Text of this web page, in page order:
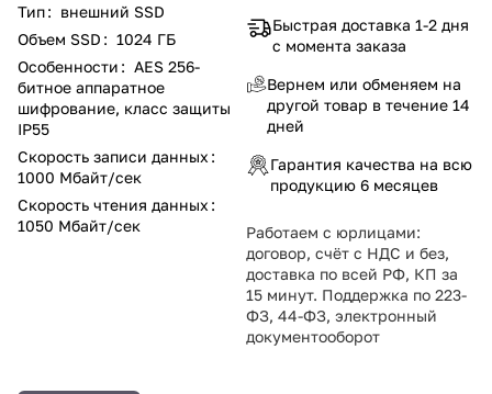
Тип: внешний SSD
Объем SSD : 1024 ГБ
Особенности : AES 256-
битное аппаратное
шифрование, класс защиты
IP55
Скорость записи данных :
1000 Мбайт/сек
Скорость чтения данных :
1050 Мбайт/сек
Быстрая доставка 1-2 дня
с момента заказа
Вернем или обменяем на
другой товар в течение 14
дней
Гарантия качества на всю
продукцию 6 месяцев
Работаем с юрлицами:
договор, счёт с НДС и без,
доставка по всей РФ, КП за
15 минут. Поддержка по 223-
ФЗ, 44-ФЗ, электронный
документооборот